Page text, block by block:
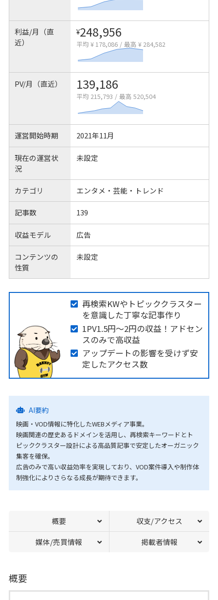
利益/月（直
近）
¥248,956
平均 ¥ 178,086 / 最高 ¥ 284,582
PV/月（直近） 139,186
平均 215,793 / 最高 520,504
運営開始時期 2021年11月
現在の運営状
況
未設定
カテゴリ エンタメ・芸能・トレンド
記事数 139
収益モデル 広告
コンテンツの
性質
未設定
再検索KWやトピッククラスター
を意識した丁寧な記事作り
1PV1.5円〜2円の収益！アドセン
スのみで高収益
アップデートの影響を受けず安
定したアクセス数
AI要約
映画・VOD情報に特化したWEBメディア事業。
映画関連の歴史あるドメインを活用し、再検索キーワードとト
ピッククラスター設計による高品質記事で安定したオーガニック
集客を確保。
広告のみで高い収益効率を実現しており、VOD案件導入や制作体
制強化によりさらなる成長が期待できます。
概要 収支/アクセス
媒体/売買情報 掲載者情報
概要